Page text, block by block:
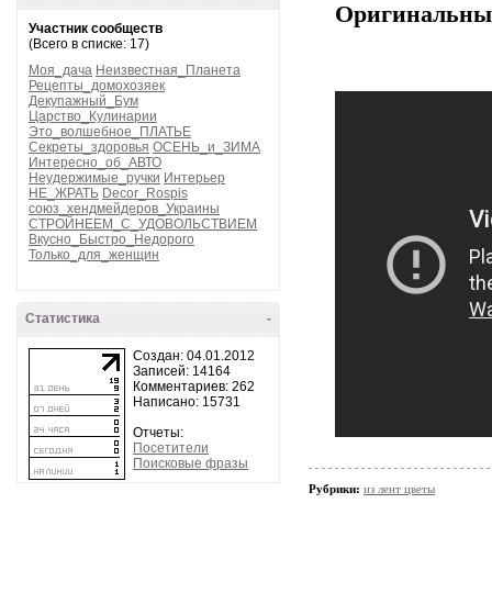
Участник сообществ
(Всего в списке: 17)
Моя_дача Неизвестная_Планета
Рецепты_домохозяек
Декупажный_Бум
Царство_Кулинарии
Это_волшебное_ПЛАТЬЕ
Секреты_здоровья ОСЕНЬ_и_ЗИМА
Интересно_об_АВТО
Неудержимые_ручки Интерьер
НЕ_ЖРАТЬ Decor_Rospis
союз_хендмейдеров_Украины
СТРОЙНЕЕМ_С_УДОВОЛЬСТВИЕМ
Вкусно_Быстро_Недорого
Только_для_женщин
-
Статистика
Создан: 04.01.2012
Записей: 14164
Комментариев: 262
Написано: 15731
Отчеты:
Посетители
Поисковые фразы
Рубрики: из лент цветы